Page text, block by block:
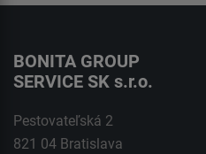
BONITA GROUP
SERVICE SK s.r.o.
Pestovateľská 2
821 04 Bratislava